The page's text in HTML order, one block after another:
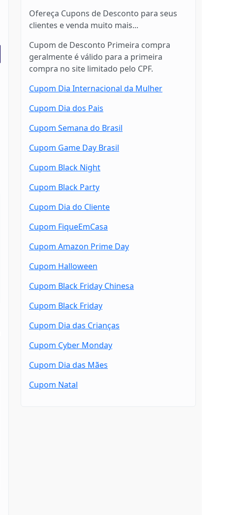
Ofereça Cupons de Desconto para seus
clientes e venda muito mais...
Cupom de Desconto Primeira compra
geralmente é válido para a primeira
compra no site limitado pelo CPF.
Cupom Dia Internacional da Mulher
Cupom Dia dos Pais
Cupom Semana do Brasil
Cupom Game Day Brasil
Cupom Black Night
Cupom Black Party
Cupom Dia do Cliente
Cupom FiqueEmCasa
Cupom Amazon Prime Day
Cupom Halloween
Cupom Black Friday Chinesa
Cupom Black Friday
Cupom Dia das Crianças
Cupom Cyber Monday
Cupom Dia das Mães
Cupom Natal